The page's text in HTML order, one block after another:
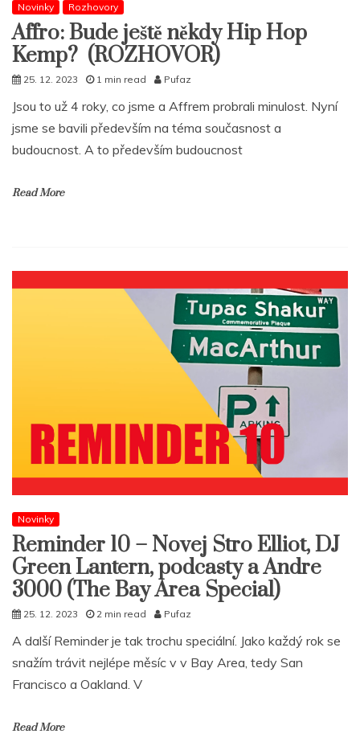
Novinky Rozhovory
Affro: Bude ještě někdy Hip Hop
Kemp? (ROZHOVOR)
25. 12. 2023 1 min read Pufaz
Jsou to už 4 roky, co jsme a Affrem probrali minulost. Nyní
jsme se bavili především na téma současnost a
budoucnost. A to především budoucnost
Read More
Novinky
Reminder 10 – Novej Stro Elliot, DJ
Green Lantern, podcasty a Andre
3000 (The Bay Area Special)
25. 12. 2023 2 min read Pufaz
A další Reminder je tak trochu speciální. Jako každý rok se
snažím trávit nejlépe měsíc v v Bay Area, tedy San
Francisco a Oakland. V
Read More